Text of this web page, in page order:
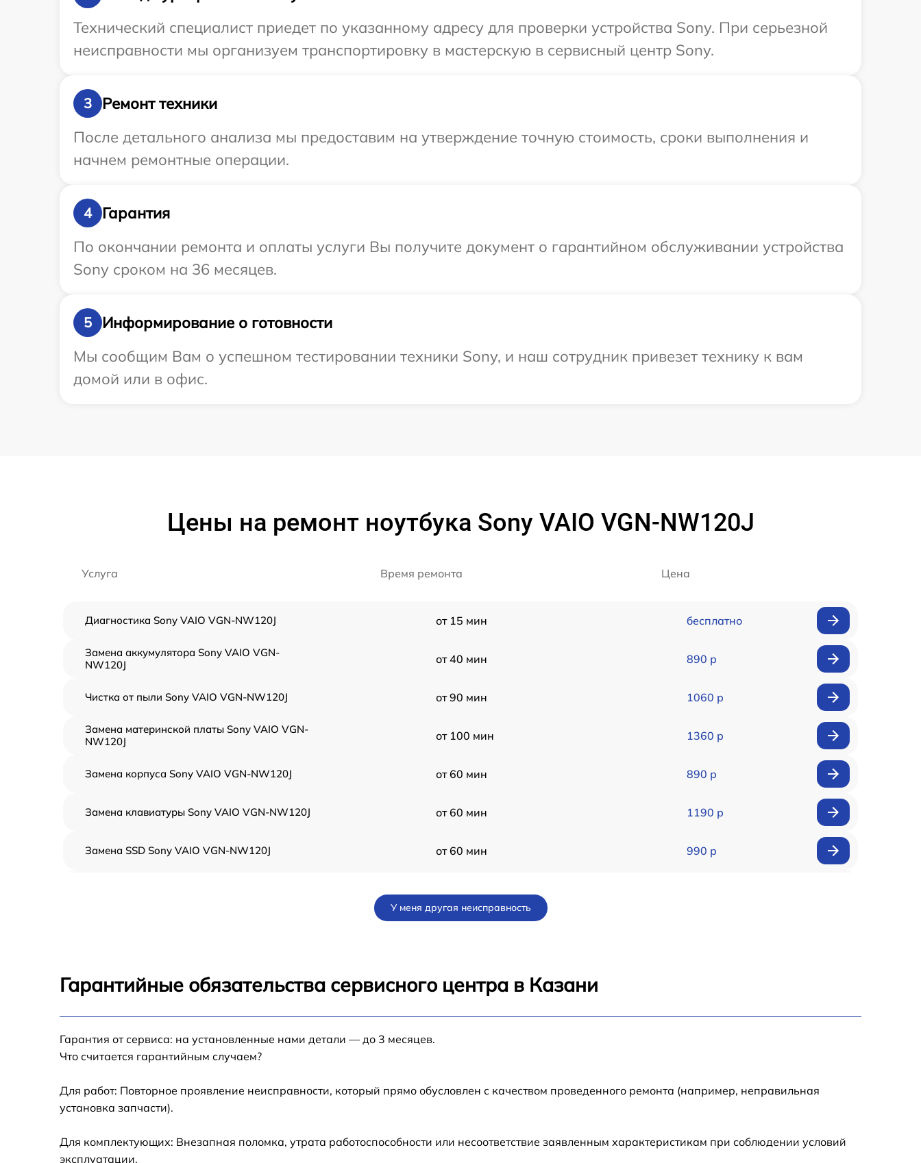
Технический специалист приедет по указанному адресу для проверки устройства Sony. При серьезной
неисправности мы организуем транспортировку в мастерскую в сервисный центр Sony.
3
Ремонт техники
После детального анализа мы предоставим на утверждение точную стоимость, сроки выполнения и
начнем ремонтные операции.
4
Гарантия
По окончании ремонта и оплаты услуги Вы получите документ о гарантийном обслуживании устройства
Sony сроком на 36 месяцев.
5
Информирование о готовности
Мы сообщим Вам о успешном тестировании техники Sony, и наш сотрудник привезет технику к вам
домой или в офис.
Цены на ремонт ноутбука Sony VAIO VGN-NW120J
Услуга Время ремонта Цена
Диагностика Sony VAIO VGN-NW120J от 15 мин бесплатно
Замена аккумулятора Sony VAIO VGN-
NW120J
от 40 мин 890 р
Чистка от пыли Sony VAIO VGN-NW120J от 90 мин 1060 р
Замена материнской платы Sony VAIO VGN-
NW120J
от 100 мин 1360 р
Замена корпуса Sony VAIO VGN-NW120J от 60 мин 890 р
Замена клавиатуры Sony VAIO VGN-NW120J от 60 мин 1190 р
Замена SSD Sony VAIO VGN-NW120J от 60 мин 990 р
Замена термопасты Sony VAIO VGN-NW120J
VGN-NW120J
Замена оперативной памяти Sony VAIO VGN-
Замена микрофона Sony VAIO VGN-NW120J
У меня другая неисправность
Гарантийные обязательства сервисного центра в Казани
Гарантия от сервиса: на установленные нами детали — до 3 месяцев.
Что считается гарантийным случаем?
Для работ: Повторное проявление неисправности, который прямо обусловлен с качеством проведенного ремонта (например, неправильная
установка запчасти).
Для комплектующих: Внезапная поломка, утрата работоспособности или несоответствие заявленным характеристикам при соблюдении условий
эксплуатации.